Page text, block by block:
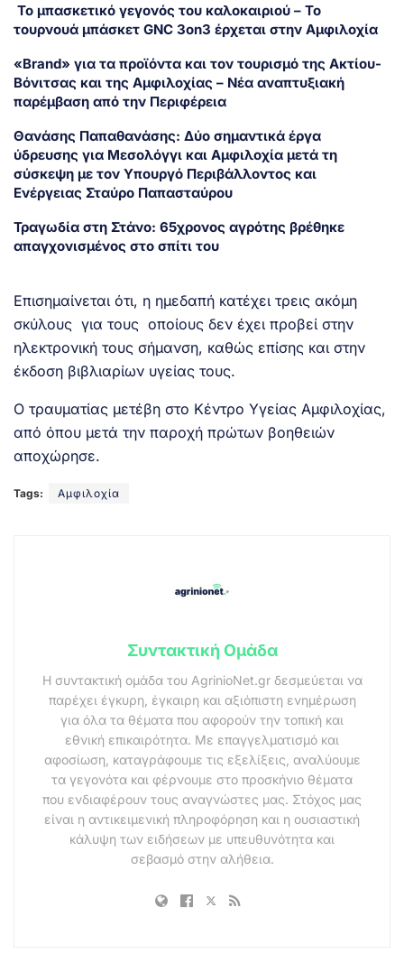
Το μπασκετικό γεγονός του καλοκαιριού – Το
τουρνουά μπάσκετ GNC 3on3 έρχεται στην Αμφιλοχία
«Brand» για τα προϊόντα και τον τουρισμό της Ακτίου-
Βόνιτσας και της Αμφιλοχίας – Νέα αναπτυξιακή
παρέμβαση από την Περιφέρεια
Θανάσης Παπαθανάσης: Δύο σημαντικά έργα
ύδρευσης για Μεσολόγγι και Αμφιλοχία μετά τη
σύσκεψη με τον Υπουργό Περιβάλλοντος και
Ενέργειας Σταύρο Παπασταύρου
Τραγωδία στη Στάνο: 65χρονος αγρότης βρέθηκε
απαγχονισμένος στο σπίτι του
Επισημαίνεται ότι, η ημεδαπή κατέχει τρεις ακόμη
σκύλους για τους οποίους δεν έχει προβεί στην
ηλεκτρονική τους σήμανση, καθώς επίσης και στην
έκδοση βιβλιαρίων υγείας τους.
Ο τραυματίας μετέβη στο Κέντρο Υγείας Αμφιλοχίας,
από όπου μετά την παροχή πρώτων βοηθειών
αποχώρησε.
Tags: Αμφιλοχία
Συντακτική Ομάδα
Η συντακτική ομάδα του AgrinioNet.gr δεσμεύεται να
παρέχει έγκυρη, έγκαιρη και αξιόπιστη ενημέρωση
για όλα τα θέματα που αφορούν την τοπική και
εθνική επικαιρότητα. Με επαγγελματισμό και
αφοσίωση, καταγράφουμε τις εξελίξεις, αναλύουμε
τα γεγονότα και φέρνουμε στο προσκήνιο θέματα
που ενδιαφέρουν τους αναγνώστες μας. Στόχος μας
είναι η αντικειμενική πληροφόρηση και η ουσιαστική
κάλυψη των ειδήσεων με υπευθυνότητα και
σεβασμό στην αλήθεια.